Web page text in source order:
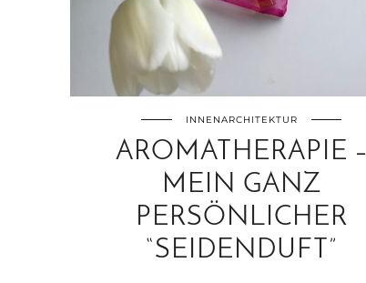
INNENARCHITEKTUR
AROMATHERAPIE –
MEIN GANZ
PERSÖNLICHER
“SEIDENDUFT”